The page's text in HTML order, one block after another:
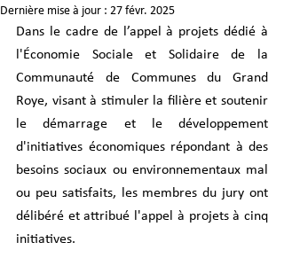
Dernière mise à jour : 27 févr. 2025
Dans le cadre de l’appel à projets dédié à
l'Économie Sociale et Solidaire de la
Communauté de Communes du Grand
Roye, visant à stimuler la filière et soutenir
le démarrage et le développement
d'initiatives économiques répondant à des
besoins sociaux ou environnementaux mal
ou peu satisfaits, les membres du jury ont
délibéré et attribué l'appel à projets à cinq
initiatives.